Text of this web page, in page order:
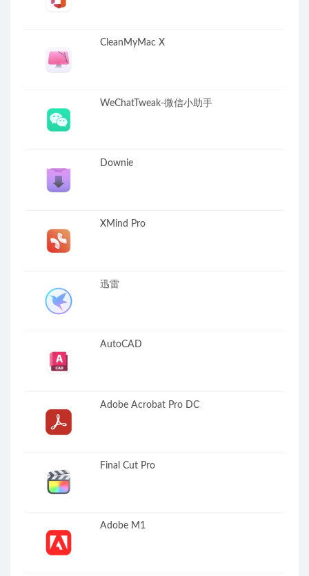
CleanMyMac X
WeChatTweak-微信小助手
Downie
XMind Pro
迅雷
AutoCAD
Adobe Acrobat Pro DC
Final Cut Pro
Adobe M1